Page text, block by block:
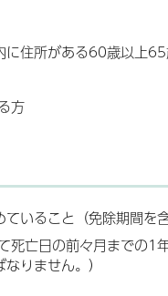
に住所がある60歳以上
方
いること（免除期間を含
亡日の前々月までの1
りません。）